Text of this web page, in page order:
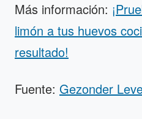
Más información:
limón a tus huevos
resultado!
Fuente: Gezonder